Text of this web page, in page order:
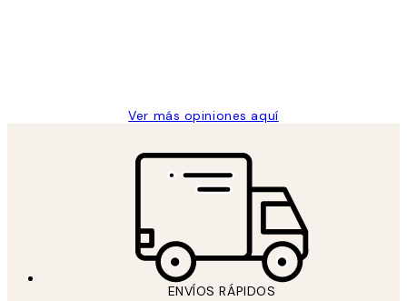
Ver más opiniones aquí
ENVÍOS RÁPIDOS